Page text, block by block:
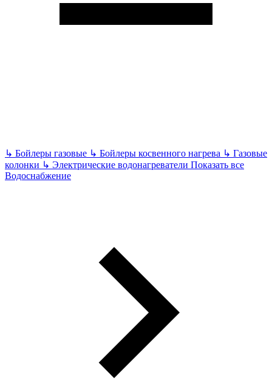
↳ Бойлеры газовые ↳ Бойлеры косвенного нагрева ↳ Газовые
колонки ↳ Электрические водонагреватели Показать все
Водоснабжение